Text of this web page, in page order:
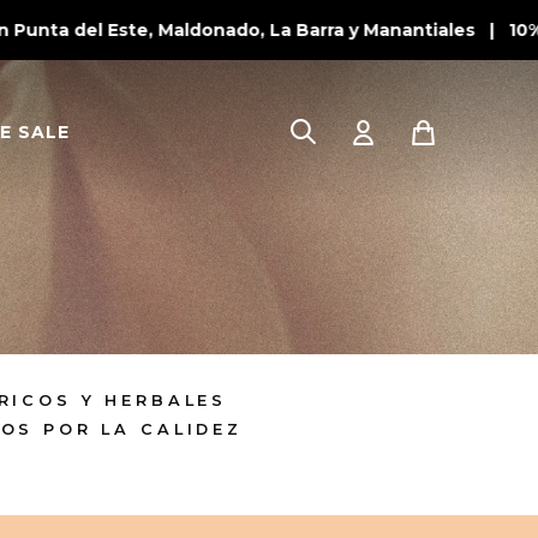
Este, Maldonado, La Barra y Manantiales |
SALE
Y HERBALES
POR LA CALIDEZ